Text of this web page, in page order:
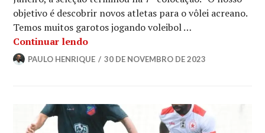
objetivo é descobrir novos atletas para o vôlei acreano.
Temos muitos garotos jogando voleibol …
Continuar lendo
PAULO HENRIQUE 30 DE NOVEMBRO DE 2023